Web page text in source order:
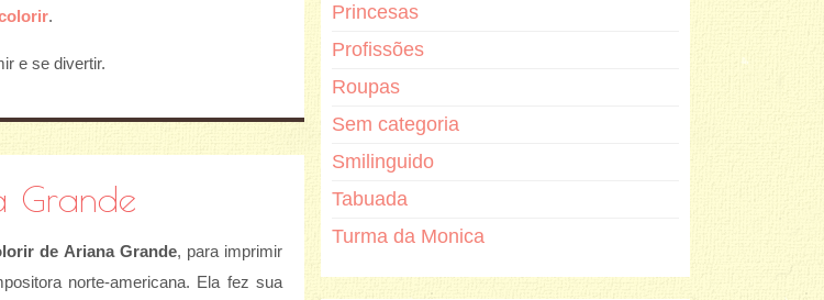
.
e se divertir.
Grande
de Ariana Grande, para imprimir
norte-americana. Ela fez sua
Princesas
Profissões
Roupas
Sem categoria
Smilinguido
Tabuada
Turma da Monica